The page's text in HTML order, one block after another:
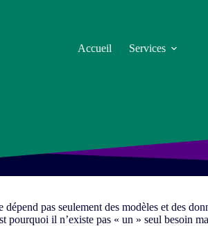
Accueil Services
pas seulement des modèles et des
pourquoi il n’existe pas « un » seul besoin